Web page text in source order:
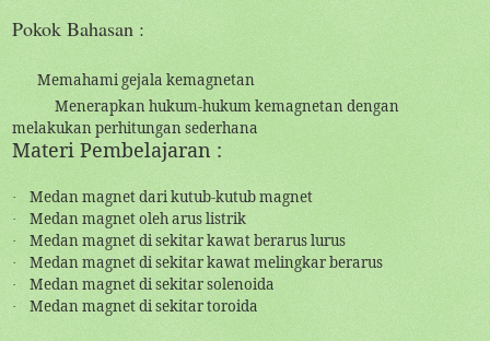
Pokok Bahasan :
Memahami gejala kemagnetan
Menerapkan hukum-hukum kemagnetan dengan
melakukan perhitungan sederhana
Materi Pembelajaran :
· Medan magnet dari kutub-kutub magnet
· Medan magnet oleh arus listrik
· Medan magnet di sekitar kawat berarus lurus
· Medan magnet di sekitar kawat melingkar berarus
· Medan magnet di sekitar solenoida
· Medan magnet di sekitar toroida